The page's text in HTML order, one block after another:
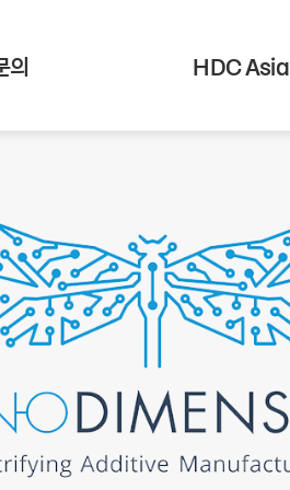
의 HDC Asia